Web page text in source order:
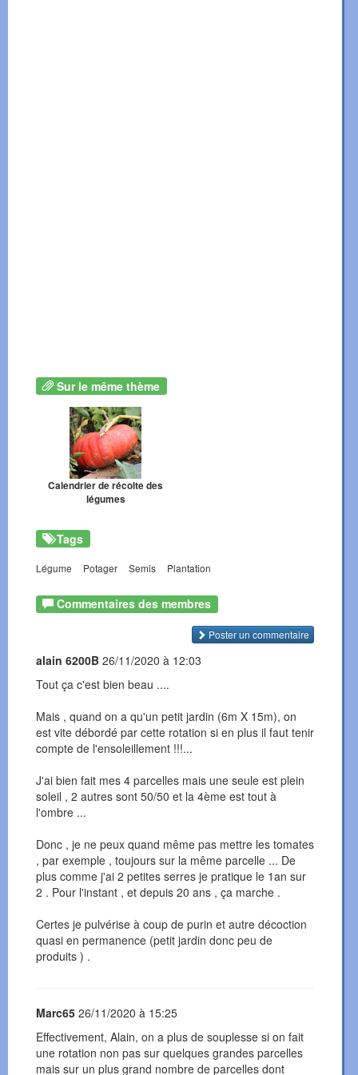
Sur le même thème
Calendrier de récolte des
légumes
Tags
Légume Potager Semis Plantation
Commentaires des membres
Poster un commentaire
alain 6200B 26/11/2020 à 12:03
Tout ça c'est bien beau ....
Mais , quand on a qu'un petit jardin (6m X 15m), on
est vite débordé par cette rotation si en plus il faut tenir
compte de l'ensoleillement !!!...
J'ai bien fait mes 4 parcelles mais une seule est plein
soleil , 2 autres sont 50/50 et la 4ème est tout à
l'ombre ...
Donc , je ne peux quand même pas mettre les tomates
, par exemple , toujours sur la même parcelle ... De
plus comme j'ai 2 petites serres je pratique le 1an sur
2 . Pour l'instant , et depuis 20 ans , ça marche .
Certes je pulvérise à coup de purin et autre décoction
quasi en permanence (petit jardin donc peu de
produits ) .
Marc65 26/11/2020 à 15:25
Effectivement, Alain, on a plus de souplesse si on fait
une rotation non pas sur quelques grandes parcelles
mais sur un plus grand nombre de parcelles dont